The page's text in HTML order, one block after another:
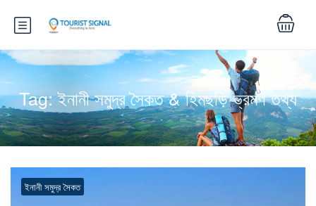
Tag:ইনানী সমুদ্র সৈকত & হিমছড়ি ভ্রমণ তথ্য
ইনানী সমুদ্র সৈকত